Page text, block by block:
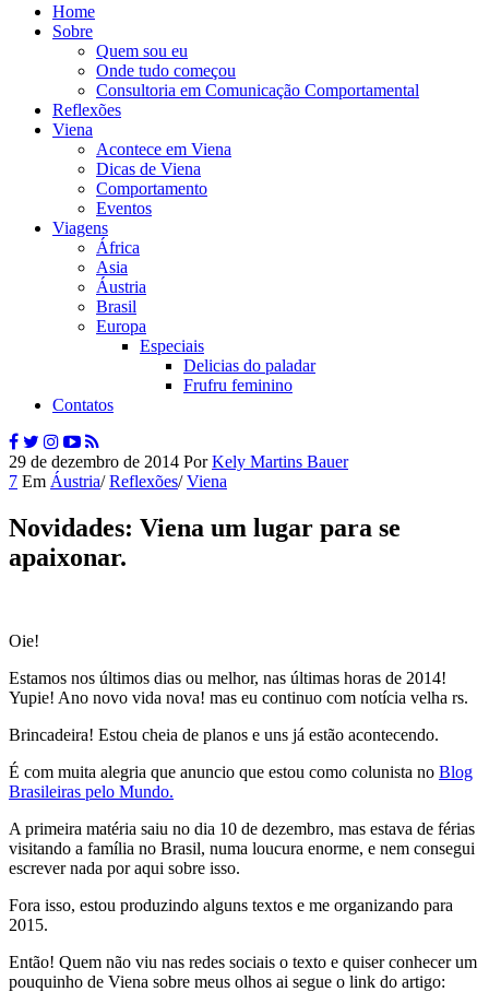
Home
Sobre
Quem sou eu
Onde tudo começou
Consultoria em Comunicação Comportamental
Reflexões
Viena
Acontece em Viena
Dicas de Viena
Comportamento
Eventos
Viagens
África
Asia
Áustria
Brasil
Europa
Especiais
Delicias do paladar
Frufru feminino
Contatos
29 de dezembro de 2014 Por Kely Martins Bauer
7 Em Áustria/ Reflexões/ Viena
Novidades: Viena um lugar para se
apaixonar.
Oie!
Estamos nos últimos dias ou melhor, nas últimas horas de 2014!
Yupie! Ano novo vida nova! mas eu continuo com notícia velha rs.
Brincadeira! Estou cheia de planos e uns já estão acontecendo.
É com muita alegria que anuncio que estou como colunista no Blog
Brasileiras pelo Mundo.
A primeira matéria saiu no dia 10 de dezembro, mas estava de férias
visitando a família no Brasil, numa loucura enorme, e nem consegui
escrever nada por aqui sobre isso.
Fora isso, estou produzindo alguns textos e me organizando para
2015.
Então! Quem não viu nas redes sociais o texto e quiser conhecer um
pouquinho de Viena sobre meus olhos ai segue o link do artigo: